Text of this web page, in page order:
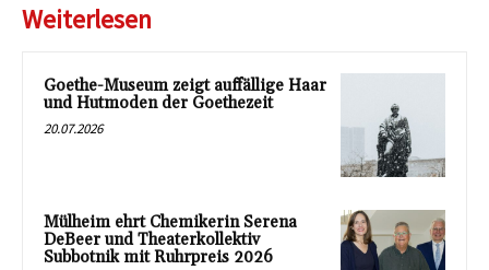
Weiterlesen
Goethe-Museum zeigt auffällige Haar
und Hutmoden der Goethezeit
20.07.2026
Mülheim ehrt Chemikerin Serena
DeBeer und Theaterkollektiv
Subbotnik mit Ruhrpreis 2026